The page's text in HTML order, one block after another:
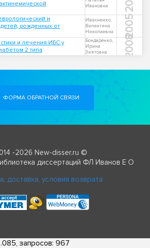
Ивановна
и
детей, рожденных от
Ивахненко,
Валентина
Николаевна
2005
и лечения ИБС у
2 типа
Бондаренко,
Ирина
Зиятовна
2008
ФОРМА ОБРАТНОЙ СВЯЗИ
-2026 New-disser.ru ©
диссертаций ФЛ Иванов Е О
доставка, условия возврата
запросов: 967